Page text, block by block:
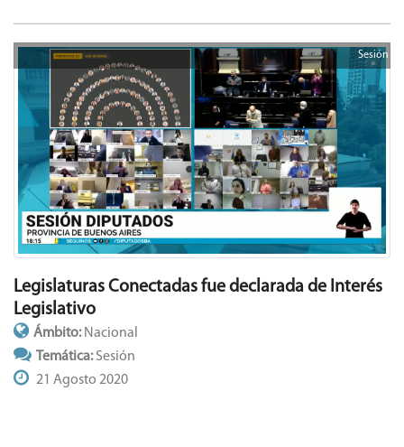
Sesión
Legislaturas Conectadas fue declarada de Interés
Legislativo
Ámbito: Nacional
Temática:Sesión
21 Agosto 2020